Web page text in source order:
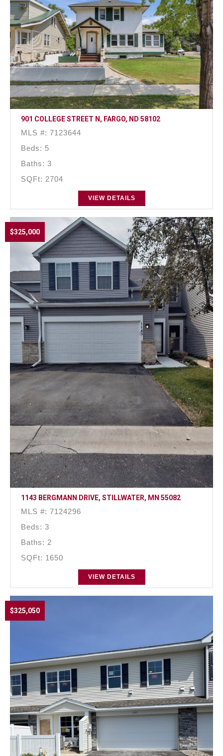
901 COLLEGE STREET N, FARGO, ND 58102
MLS #: 7123644
Beds: 5
Baths: 3
SQFt: 2704
VIEW DETAILS
$325,000
1143 BERGMANN DRIVE, STILLWATER, MN 55082
MLS #: 7124296
Beds: 3
Baths: 2
SQFt: 1650
VIEW DETAILS
$325,050